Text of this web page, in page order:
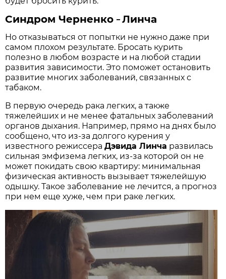
Синдром Черненко–Линча
Но отказываться от попытки не нужно даже при
самом плохом результате. Бросать курить
полезно в любом возрасте и на любой стадии
развития зависимости. Это поможет остановить
развитие многих заболеваний, связанных с
табаком.
В первую очередь рака легких, а также
тяжелейших и не менее фатальных заболеваний
органов дыхания. Например, прямо на днях было
сообщено, что из-за долгого курения у
известного режиссераДэвида Линча развилась
сильная эмфизема легких, из-за которой он не
может покидать свою квартиру: минимальная
физическая активность вызывает тяжелейшую
одышку. Такое заболевание не лечится, а прогноз
при нем еще хуже, чем при раке легких.